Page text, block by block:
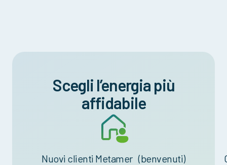
Scegli l’energia più
affidabile
Nuovi clienti Metamer (benvenuti)